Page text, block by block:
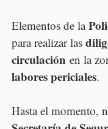
Elementos de la
para realizar las
circulación en la
labores periciales.
Hasta el momento,